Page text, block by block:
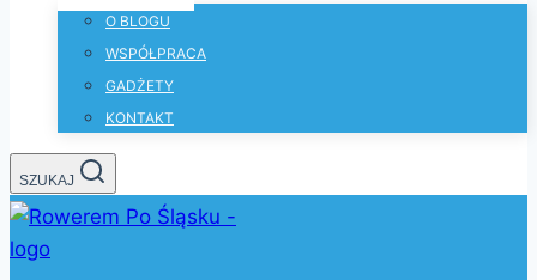
O BLOGU
WSPÓŁPRACA
GADŻETY
KONTAKT
SZUKAJ